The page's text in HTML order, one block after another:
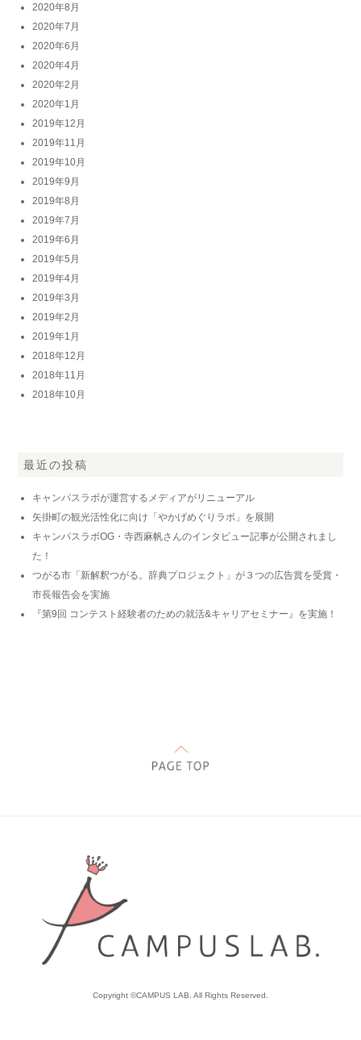
2020年8月
2020年7月
2020年6月
2020年4月
2020年2月
2020年1月
2019年12月
2019年11月
2019年10月
2019年9月
2019年8月
2019年7月
2019年6月
2019年5月
2019年4月
2019年3月
2019年2月
2019年1月
2018年12月
2018年11月
2018年10月
最近の投稿
キャンパスラボが運営するメディアがリニューアル
矢掛町の観光活性化に向け「やかげめぐりラボ」を展開
キャンパスラボOG・寺西麻帆さんのインタビュー記事が公開されまし
た！
つがる市「新解釈つがる。辞典プロジェクト」が３つの広告賞を受賞・
市長報告会を実施
『第9回 コンテスト経験者のための就活&キャリアセミナー』を実施！
Copyright ©CAMPUS LAB. All Rights Reserved.